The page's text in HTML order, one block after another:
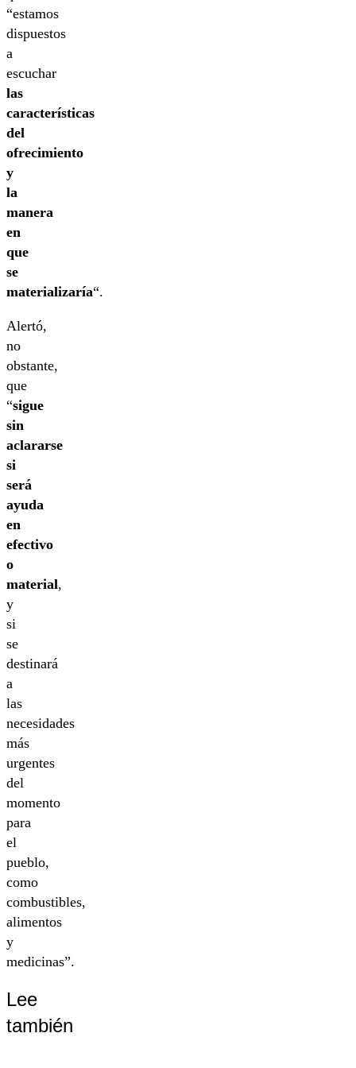
“estamos
dispuestos
a
escuchar
las
características
del
ofrecimiento
y
la
manera
en
que
se
materializaría“.
Alertó,
no
obstante,
que
“sigue
sin
aclararse
si
será
ayuda
en
efectivo
o
material,
y
si
se
destinará
a
las
necesidades
más
urgentes
del
momento
para
el
pueblo,
como
combustibles,
alimentos
y
medicinas”.
Lee
también